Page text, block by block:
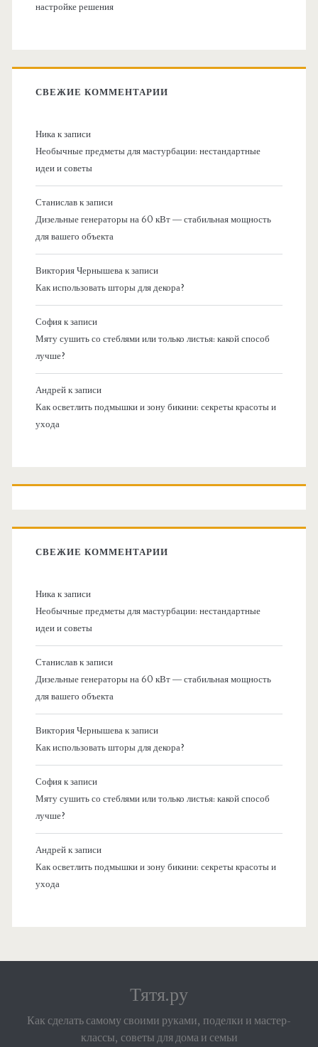
настройке решения
СВЕЖИЕ КОММЕНТАРИИ
Никак записи
Необычные предметы для мастурбации: нестандартные
идеи и советы
Станиславк записи
Дизельные генераторы на 60 кВт — стабильная мощность
для вашего объекта
Виктория Чернышевак записи
Как использовать шторы для декора?
Софияк записи
Мяту сушить со стеблями или только листья: какой способ
лучше?
Андрейк записи
Как осветлить подмышки и зону бикини: секреты красоты и
ухода
СВЕЖИЕ КОММЕНТАРИИ
Никак записи
Необычные предметы для мастурбации: нестандартные
идеи и советы
Станиславк записи
Дизельные генераторы на 60 кВт — стабильная мощность
для вашего объекта
Виктория Чернышевак записи
Как использовать шторы для декора?
Софияк записи
Мяту сушить со стеблями или только листья: какой способ
лучше?
Андрейк записи
Как осветлить подмышки и зону бикини: секреты красоты и
ухода
Тятя.ру
Как сделать самому своими руками, поделки и мастер-
классы, советы для дома и семьи